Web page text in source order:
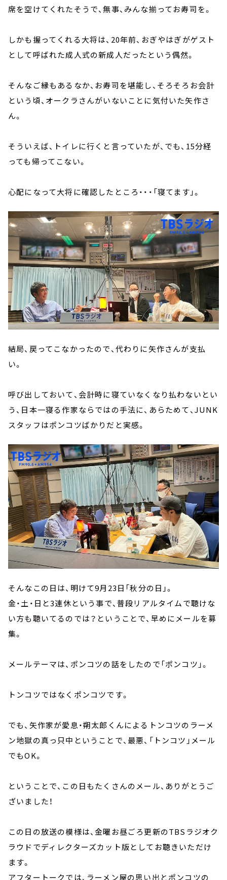
席を空けてくれたそうで、無事、みんな揃ってお寿司を。
しかも握ってくれる大将は、20年前、おぎやはぎがゲスト
として呼ばれた成人式の新成人だったという偶然。
そんなご縁もあるなか、お寿司を堪能し、そろそろお会計
という頃、オークラさんがいないことに気付いた矢作さ
ん。
そういえば、トイレに行くと言っていたが、でも、15分経
っても帰ってこない。
心配になって大将に確認したところ・・・「寝てます」。
結局、戻ってこなかったので、代わりに矢作さんが支払
い。
呼び出しておいて、会計時に寝ていなくなり払わないとい
う、日本一寝る作家ならではの手法に、あらためて、JUNK
スタッフはポンコツばかりだと実感。
そんなこの日は、明けて9月23日「秋分の日」。
金・土・日と3連休という事で、普段リアルタイムで聴けな
い方も聴いてるのでは？ということで、早めにメールを募
集。
メールテーマは、ポンコツの話をしたので「ポンコツ」。
トンコツではなくポンコツです。
でも、矢作家が愛息・朔太郎くんによるトンコツのラーメ
ン地獄の真っ只中ということで、最悪、「トンコツ」メール
でもOK。
ということで、この日もたくさんのメール、ありがとうご
ざいました！
この日の放送の模様は、金曜お昼ごろ更新のTBSラジオク
ラウドでディレクターズカット版としてお聴きいただけ
ます。
アフタートークでは、ラーメン屋の思い出とポンコツの